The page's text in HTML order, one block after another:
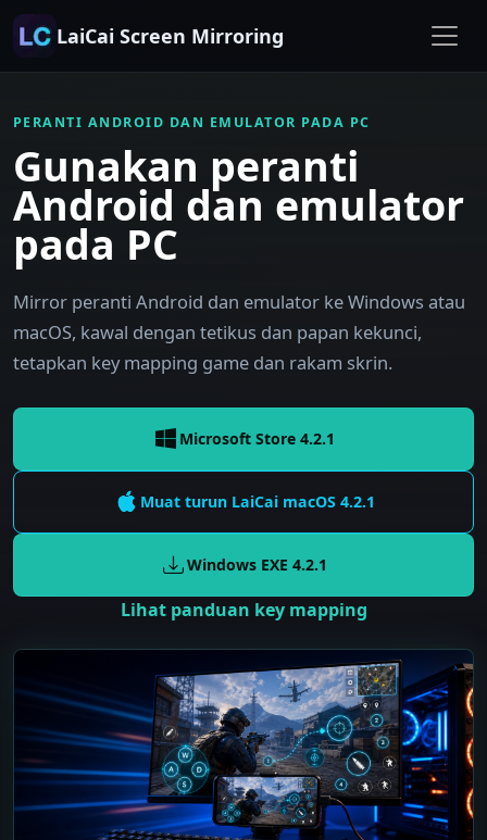
LaiCai Screen Mirroring
PERANTI ANDROID DAN EMULATOR PADA PC
Gunakan peranti
Android dan emulator
pada PC
Mirror peranti Android dan emulator ke Windows atau
macOS, kawal dengan tetikus dan papan kekunci,
tetapkan key mapping game dan rakam skrin.
Microsoft Store 4.2.1
Muat turun LaiCaimacOS 4.2.1
Windows EXE4.2.1
Lihat panduan key mapping